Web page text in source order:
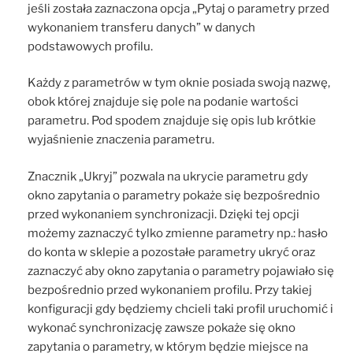
jeśli została zaznaczona opcja „Pytaj o parametry przed
wykonaniem transferu danych” w danych
podstawowych profilu.
Każdy z parametrów w tym oknie posiada swoją nazwę,
obok której znajduje się pole na podanie wartości
parametru. Pod spodem znajduje się opis lub krótkie
wyjaśnienie znaczenia parametru.
Znacznik „Ukryj” pozwala na ukrycie parametru gdy
okno zapytania o parametry pokaże się bezpośrednio
przed wykonaniem synchronizacji. Dzięki tej opcji
możemy zaznaczyć tylko zmienne parametry np.: hasło
do konta w sklepie a pozostałe parametry ukryć oraz
zaznaczyć aby okno zapytania o parametry pojawiało się
bezpośrednio przed wykonaniem profilu. Przy takiej
konfiguracji gdy będziemy chcieli taki profil uruchomić i
wykonać synchronizację zawsze pokaże się okno
zapytania o parametry, w którym będzie miejsce na